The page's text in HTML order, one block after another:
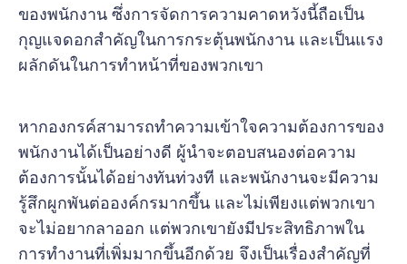
ของพนักงาน ซึ่งการจัดการความคาดหวังนี้ถือเป็น
กุญแจดอกสำคัญในการกระตุ้นพนักงาน และเป็นแรง
ผลักดันในการทำหน้าที่ของพวกเขา
หากองกรค์สามารถทำความเข้าใจความต้องการของ
พนักงานได้เป็นอย่างดี ผู้นำจะตอบสนองต่อความ
ต้องการนั้นได้อย่างทันท่วงที และพนักงานจะมีความ
รู้สึกผูกพันต่อองค์กรมากขึ้น และไม่เพียงแต่พวกเขา
จะไม่อยากลาออก แต่พวกเขายังมีประสิทธิภาพใน
การทำงานที่เพิ่มมากขึ้นอีกด้วย จึงเป็นเรื่องสำคัญที่